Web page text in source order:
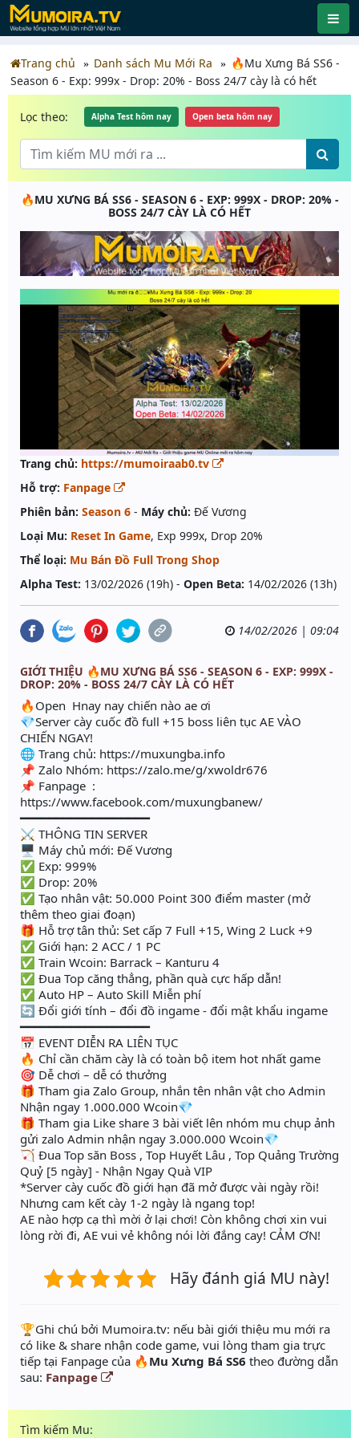
Trang chủ Danh sách Mu Mới Ra
🔥Mu Xưng Bá SS6 -
Season 6 - Exp: 999x - Drop: 20% - Boss 24/7 cày là có hết
Lọc theo: Alpha Test hôm nay Open beta hôm nay
🔥MU XƯNG BÁ SS6 - SEASON 6 - EXP: 999X - DROP: 20% -
BOSS 24/7 CÀY LÀ CÓ HẾT
Trang chủ: https://mumoiraab0.tv
Hỗ trợ: Fanpage
Phiên bản: Season 6 - Máy chủ: Đế Vương
Loại Mu: Reset In Game, Exp 999x, Drop 20%
Thể loại: Mu Bán Đồ Full Trong Shop
Alpha Test: 13/02/2026 (19h) - Open Beta: 14/02/2026 (13h)
14/02/2026 | 09:04
GIỚI THIỆU 🔥MU XƯNG BÁ SS6 - SEASON 6 - EXP: 999X -
DROP: 20% - BOSS 24/7 CÀY LÀ CÓ HẾT
🔥Open Hnay nay chiến nào ae ơi
💎Server cày cuốc đồ full +15 boss liên tục AE VÀO
CHIẾN NGAY!
🌐 Trang chủ: https://muxungba.info
📌 Zalo Nhóm: https://zalo.me/g/xwoldr676
📌 Fanpage :
https://www.facebook.com/muxungbanew/
━━━━━━━━━━━━━━━━━━
⚔️ THÔNG TIN SERVER
🖥 Máy chủ mới: Đế Vương
✅ Exp: 999%
✅ Drop: 20%
✅ Tạo nhân vật: 50.000 Point 300 điểm master (mở
thêm theo giai đoạn)
🎁 Hỗ trợ tân thủ: Set cấp 7 Full +15, Wing 2 Luck +9
✅ Giới hạn: 2 ACC / 1 PC
✅ Train Wcoin: Barrack – Kanturu 4
✅ Đua Top căng thẳng, phần quà cực hấp dẫn!
✅ Auto HP – Auto Skill Miễn phí
🔄 Đổi giới tính – đổi đồ ingame - đổi mật khẩu ingame
━━━━━━━━━━━━━━━━━━
📅 EVENT DIỄN RA LIÊN TỤC
🔥 Chỉ cần chăm cày là có toàn bộ item hot nhất game
🎯 Dễ chơi – dễ có thưởng
🎁 Tham gia Zalo Group, nhắn tên nhân vật cho Admin
Nhận ngay 1.000.000 Wcoin💎
🎁 Tham gia Like share 3 bài viết lên nhóm mu chụp ảnh
gửi zalo Admin nhận ngay 3.000.000 Wcoin💎
🏹 Đua Top săn Boss , Top Huyết Lâu , Top Quảng Trường
Quỷ [5 ngày] - Nhận Ngay Quà VIP
*Server cày cuốc đồ giới hạn đã mở được vài ngày rồi!
Nhưng cam kết cày 1-2 ngày là ngang top!
AE nào hợp cạ thì mời ở lại chơi! Còn không chơi xin vui
lòng rời đi, AE vui vẻ không nói lời đắng cay! CẢM ƠN!
Hãy đánh giá MU này!
️🏆Ghi chú bởi Mumoira.tv: nếu bài giới thiệu mu mới ra
có like & share nhận code game, vui lòng tham gia trực
tiếp tại Fanpage của 🔥Mu Xưng Bá SS6 theo đường dẫn
sau: Fanpage
Tìm kiếm Mu: